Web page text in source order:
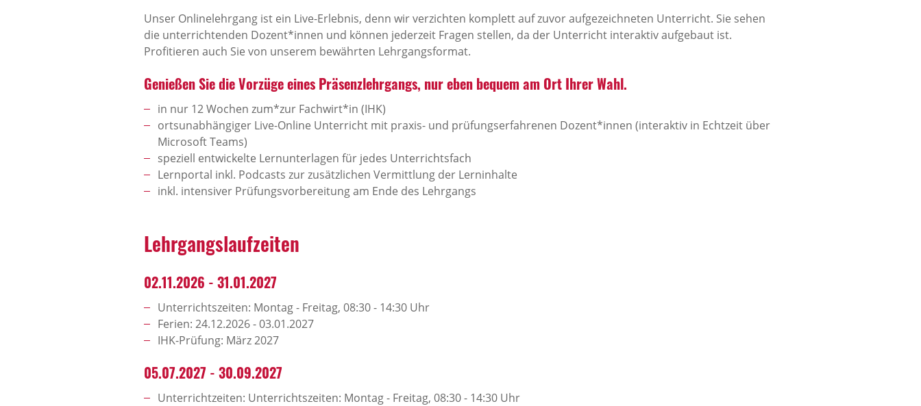
Unser Onlinelehrgang ist ein Live-Erlebnis, denn wir verzichten komplett auf zuvor aufgezeichneten Unterricht. Sie sehen
die unterrichtenden Dozent*innen und können jederzeit Fragen stellen, da der Unterricht interaktiv aufgebaut ist.
Profitieren auch Sie von unserem bewährten Lehrgangsformat.
Genießen Sie die Vorzüge eines Präsenz­lehr­gangs, nur eben bequem am Ort Ihrer Wahl.
in nur 12 Wochen zum*zur Fachwirt*in (IHK)
ortsunabhängiger Live-Online Unterricht mit praxis- und prüfungserfahrenen Dozent*innen (interaktiv in Echtzeit über
Microsoft Teams)
speziell entwickelte Lernunterlagen für jedes Unterrichtsfach
Lernportal inkl. Podcasts zur zusätzlichen Vermittlung der Lerninhalte
inkl. intensiver Prüfungsvorbereitung am Ende des Lehrgangs
Lehrgangslaufzeiten
02.11.2026 - 31.01.2027
Unterrichtszeiten: Montag - Freitag, 08:30 - 14:30 Uhr
Ferien: 24.12.2026 - 03.01.2027
IHK-Prüfung: März 2027
05.07.2027 - 30.09.2027
Unterrichtzeiten: Unterrichtszeiten: Montag - Freitag, 08:30 - 14:30 Uhr